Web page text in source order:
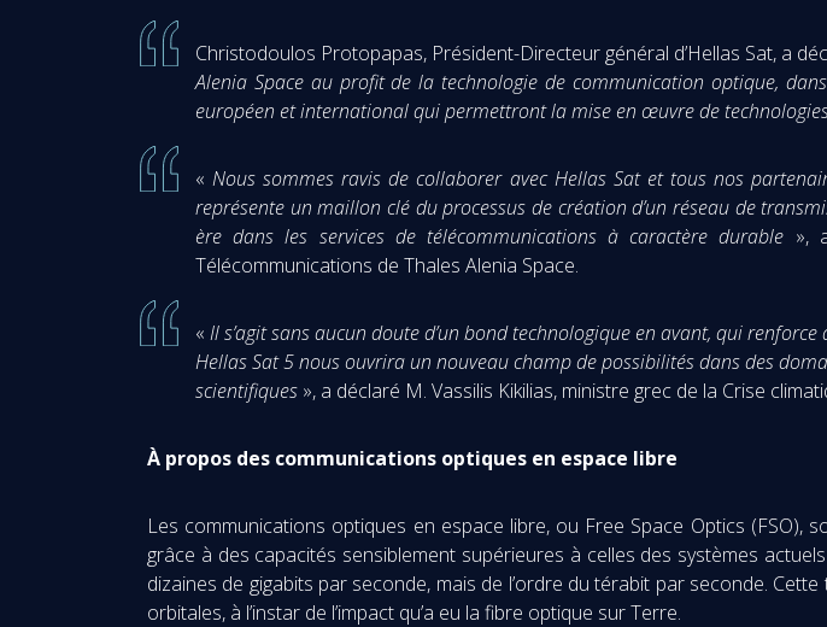
Christodoulos Protopapas, Président-Directeur général d’Hellas Sat, a
Alenia Space au profit de la technologie de communication optique,
européen et international qui permettront la mise en œuvre de technologies
«Nous sommes ravis de collaborer avec Hellas Sat et tous nos
représente un maillon clé du processus de création d’un réseau de
ère dans les services de télécommunications à caractère durable »,
Télécommunications de Thales Alenia Space.
« Il s’agit sans aucun doute d’un bond technologique en avant, qui
Hellas Sat 5 nous ouvrira un nouveau champ de possibilités dans des
scientifiques », a déclaré M. Vassilis Kikilias, ministre grec de la Crise
À propos des communications optiques en espace libre
Les communications optiques en espace libre, ou Free Space Optics
grâce à des capacités sensiblement supérieures à celles des systèmes
dizaines de gigabits par seconde, mais de l’ordre du térabit par seconde.
orbitales, à l’instar de l’impact qu’a eu la fibre optique sur Terre.